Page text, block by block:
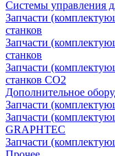
Системы управления
Запчасти
станков
Запчасти
станков
Запчасти
станков CO2
Дополнительное
Запчасти
Запчасти
GRAPHTEC
Запчасти